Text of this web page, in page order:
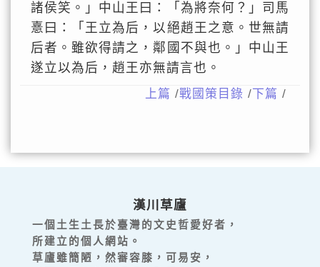
諸侯笑。」中山王曰：「為將奈何？」司馬
憙曰：「王立為后，以絕趙王之意。世無請
后者。雖欲得請之，鄰國不與也。」中山王
遂立以為后，趙王亦無請言也。
上篇 /戰國策目錄 /下篇 /
漢川草廬
一個土生土長於臺灣的文史哲愛好者，
所建立的個人網站。
草廬雖簡陋，然審容膝，可易安，